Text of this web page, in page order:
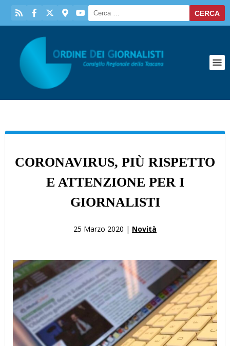
CORONAVIRUS, PIÙ RISPETTO
E ATTENZIONE PER I
GIORNALISTI
25 Marzo 2020 | Novità